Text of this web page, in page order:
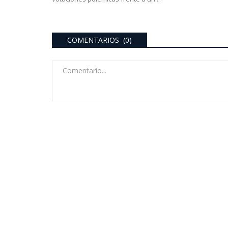
COMENTARIOS (0)